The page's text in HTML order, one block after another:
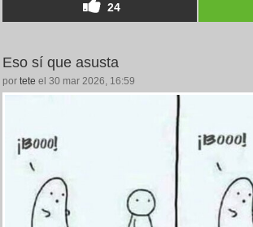
24
Eso sí que asusta
por tete el 30 mar 2026, 16:59